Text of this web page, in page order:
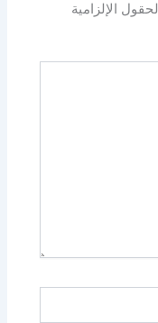
الحقول الإلزامية